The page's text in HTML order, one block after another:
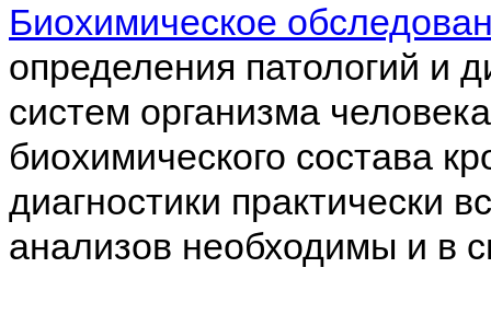
Биохимическое
определения патологий и
систем организма
биохимического состава
диагностики практически
анализов необходимы и в